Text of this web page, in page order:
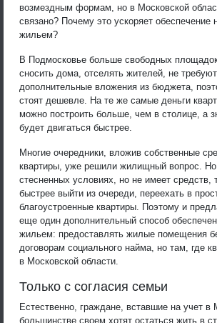
возмездным формам, но в Московской
связано? Почему это ускоряет обеспечение
жильем?
В Подмосковье больше свободных
сносить дома, отселять жителей, не
дополнительные вложения из бюджета,
стоят дешевле. На те же самые деньги
можно построить больше, чем в столице, а
будет двигаться быстрее.
Многие очередники, вложив собственные
квартиры, уже решили жилищный вопрос. Но
стесненных условиях, но не имеет средств,
быстрее выйти из очереди, переехать в
благоустроенные квартиры. Поэтому и
еще один дополнительный способ
жильем: предоставлять жилые помещения
договорам социального найма, но там, где
в Московской области.
Только с согласия семьи
Естественно, граждане, вставшие на учет в
большинстве своем хотят остаться жить в